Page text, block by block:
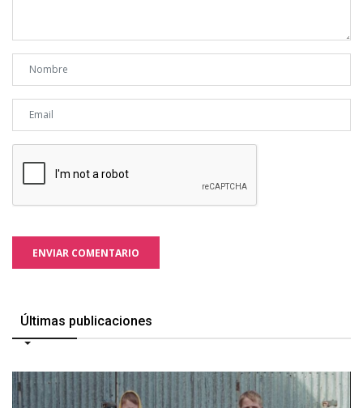
ENVIAR COMENTARIO
Últimas publicaciones